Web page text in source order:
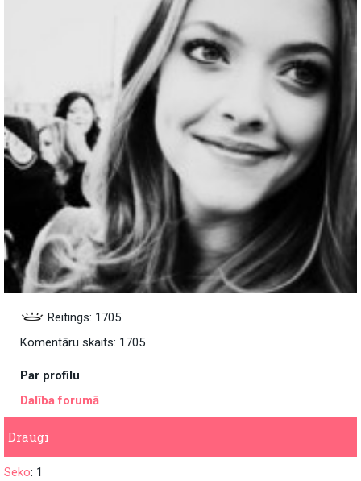
Reitings: 1705
Komentāru skaits: 1705
Par profilu
Dalība forumā
Draugi
Seko: 1